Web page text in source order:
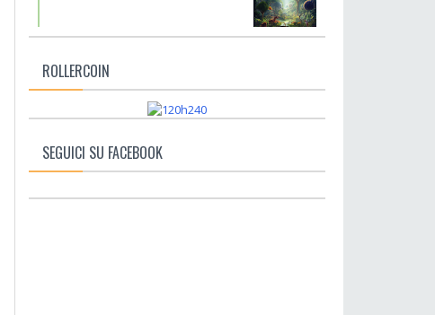
ROLLERCOIN
SEGUICI SU FACEBOOK